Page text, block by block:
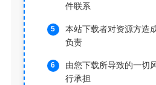
件联系
本站下载者对资源方造
负责
由您下载所导致的一切
行承担